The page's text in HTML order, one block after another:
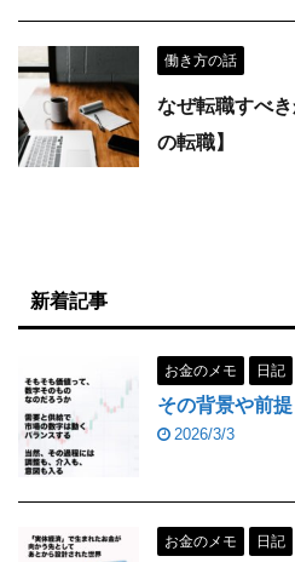
働き方の話
なぜ転職すべ
の転職】
新着記事
お金のメモ 日記
その背景や前
2026/3/3
お金のメモ 日記